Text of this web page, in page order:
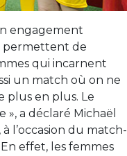
engagement
permettent de
qui incarnent
un match où on ne
plus en plus. Le
a déclaré Michaël
l’occasion du match-
effet, les femmes